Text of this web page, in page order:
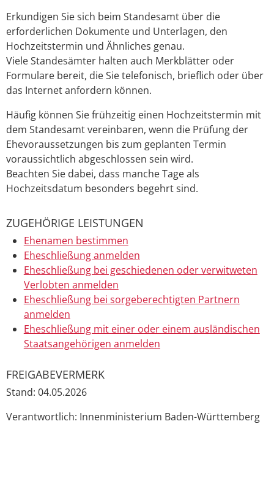
Erkundigen Sie sich beim Standesamt über die
erforderlichen Dokumente und Unterlagen, den
Hochzeitstermin und Ähnliches genau.
Viele Standesämter halten auch Merkblätter oder
Formulare bereit, die Sie telefonisch, brieflich oder über
das Internet anfordern können.
Häufig können Sie frühzeitig einen Hochzeitstermin mit
dem Standesamt vereinbaren, wenn die Prüfung der
Ehevoraussetzungen bis zum geplanten Termin
voraussichtlich abgeschlossen sein wird.
Beachten Sie dabei, dass manche Tage als
Hochzeitsdatum besonders begehrt sind.
ZUGEHÖRIGE LEISTUNGEN
Ehenamen bestimmen
Eheschließung anmelden
Eheschließung bei geschiedenen oder verwitweten
Verlobten anmelden
Eheschließung bei sorgeberechtigten Partnern
anmelden
Eheschließung mit einer oder einem ausländischen
Staatsangehörigen anmelden
FREIGABEVERMERK
Stand: 04.05.2026
Verantwortlich: Innenministerium Baden-Württemberg